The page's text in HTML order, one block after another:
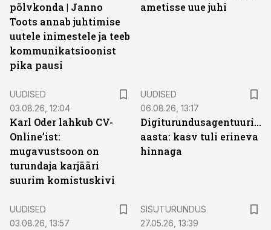
põlvkonda | Janno
Toots annab juhtimise
uutele inimestele ja teeb
kommunikatsioonist
pika pausi
ametisse uue juhi
UUDISED
03.08.26, 12:04
Karl Oder lahkub CV-
Online’ist:
mugavustsoon on
turundaja karjääri
suurim komistuskivi
UUDISED
06.08.26, 13:17
Digiturundusagentuuride
aasta: kasv tuli erineva
hinnaga
UUDISED
03.08.26, 13:57
SISUTURUNDUS
27.05.26, 13:39